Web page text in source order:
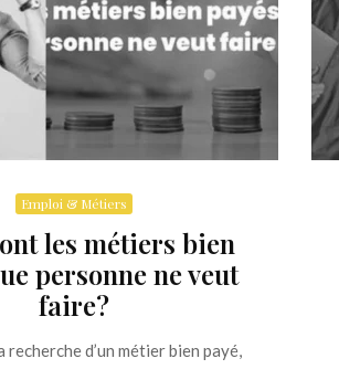
Emploi & Métiers
les métiers bien
personne ne veut
faire?
recherche d’un métier bien payé,